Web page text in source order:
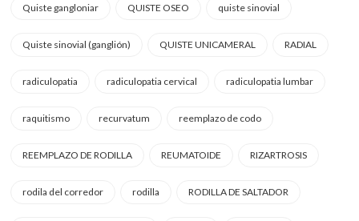
Quiste gangloniar QUISTE OSEO quiste sinovial
Quiste sinovial (ganglión) QUISTE UNICAMERAL RADIAL
radiculopatia radiculopatia cervical radiculopatia lumbar
raquitismo recurvatum reemplazo de codo
REEMPLAZO DE RODILLA REUMATOIDE RIZARTROSIS
rodila del corredor rodilla RODILLA DE SALTADOR